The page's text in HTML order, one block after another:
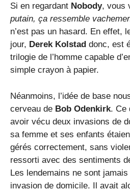
Si en regardant Nobody, vous
putain, ça ressemble
n’est pas un hasard. En effet,
jour, Derek Kolstad donc, est
trilogie de l’homme capable
simple crayon à papier.
Néanmoins, l’idée de base
cerveau de Bob Odenkirk. Ce
avoir vécu deux invasions de
sa femme et ses enfants
gérés correctement, sans
ressorti avec des sentiments
Les lendemains ne sont
invasion de domicile. Il avait